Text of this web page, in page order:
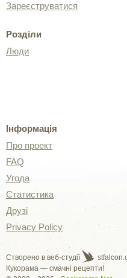
Зареєструватися
Розділи
Люди
Інформація
Про проект
FAQ
Угода
Статистика
Друзі
Privacy Policy
Створено в веб-студії
Кукорама — смачні рецепти!